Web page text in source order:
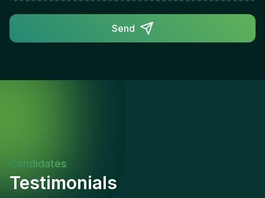
Send
Candidates
Testimonials